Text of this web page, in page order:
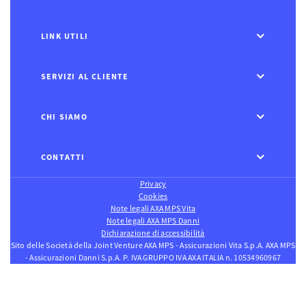
LINK UTILI
SERVIZI AL CLIENTE
CHI SIAMO
CONTATTI
Privacy
Cookies
Note legali AXA MPS Vita
Note legali AXA MPS Danni
Dichiarazione di accessibilità
Sito delle Società della Joint Venture AXA MPS - Assicurazioni Vita S.p.A. AXA MPS
- Assicurazioni Danni S.p.A. P. IVA GRUPPO IVA AXA ITALIA n. 10534960967